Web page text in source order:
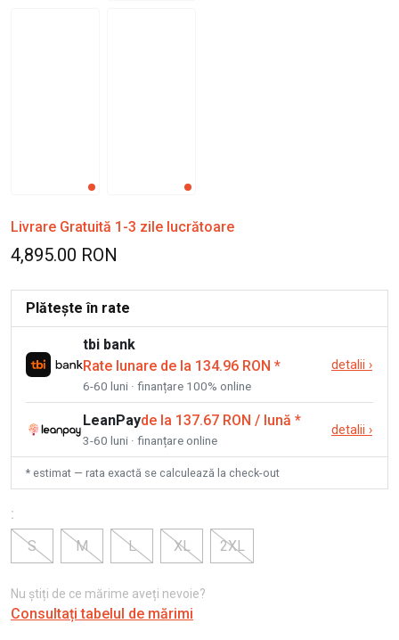
Livrare Gratuită 1-3 zile lucrătoare
4,895.00 RON
Plătește în rate
tbi bank
Rate lunare de la 134.96 RON *
6-60 luni · finanțare 100% online
detalii ›
LeanPayde la 137.67 RON / lună *
3-60 luni · finanțare online
detalii ›
* estimat — rata exactă se calculează la check-out
:
S
M L XL 2XL
Nu știți de ce mărime aveți nevoie?
Consultați tabelul de mărimi